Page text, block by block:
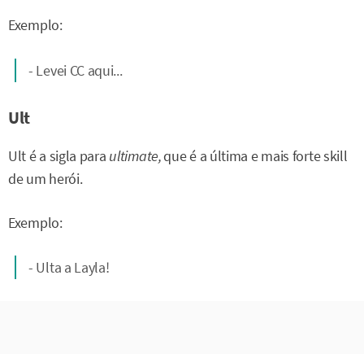
Exemplo:
- Levei CC aqui...
Ult
Ult é a sigla para ultimate,que é a última e mais forte skill
de um herói.
Exemplo:
- Ulta a Layla!